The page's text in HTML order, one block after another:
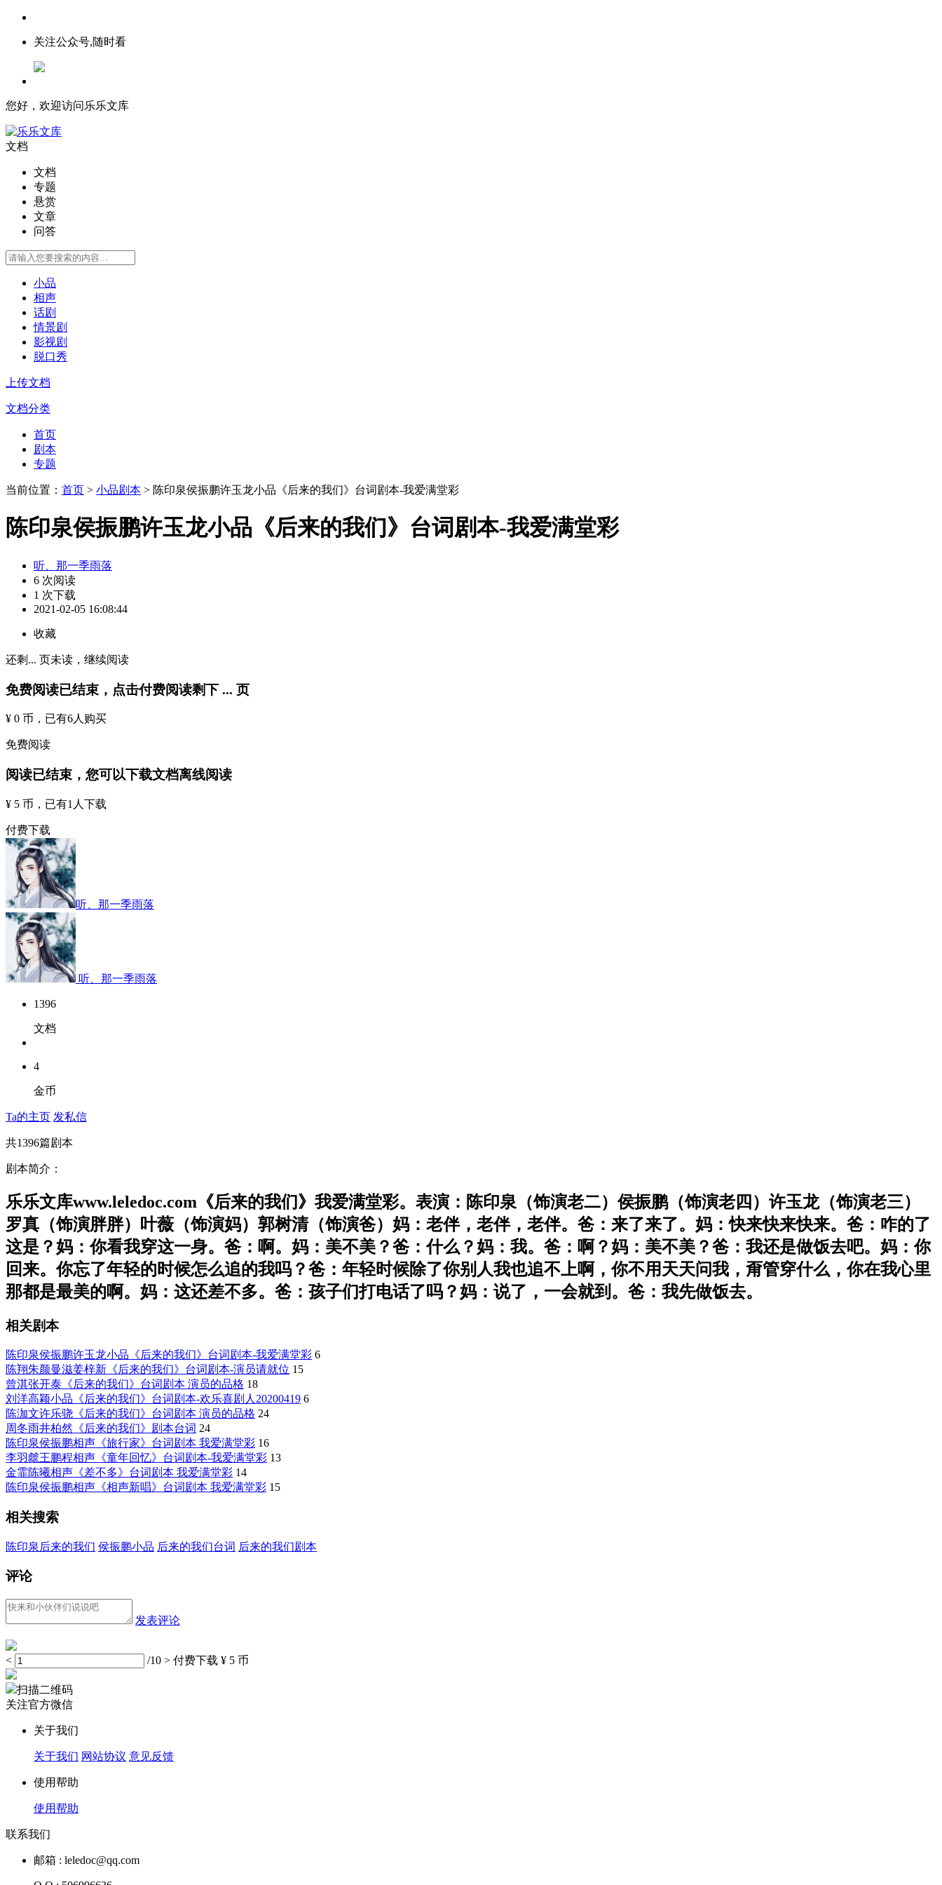
关注公众号,随时看
您好，欢迎访问乐乐文库
文档
文档
专题
悬赏
文章
问答
小品
相声
话剧
情景剧
影视剧
脱口秀
上传文档
文档分类
首页
剧本
专题
当前位置： 首页 > 小品剧本 > 陈印泉侯振鹏许玉龙小品《后来的我们》台词剧本-我爱满堂彩
陈印泉侯振鹏许玉龙小品《后来的我们》台词剧本-我爱满堂彩
听、那一季雨落
6 次阅读
1 次下载
2021-02-05 16:08:44
收藏
还剩 ... 页未读， 继续阅读
免费阅读已结束，点击付费阅读剩下 ... 页
¥ 0 币 ，已有6人购买
免费阅读
阅读已结束，您可以下载文档离线阅读
¥ 5 币 ，已有1 人下载
付费下载
听、那一季雨落
听、那一季雨落
1396
文档
4
金币
Ta的主页 发私信
共1396篇剧本
剧本简介：
乐乐文库www.leledoc.com《后来的我们》我爱满堂彩。表演：陈印泉（饰演老二）侯振鹏（饰演老四）许玉龙（饰演老三）
罗真（饰演胖胖）叶薇（饰演妈）郭树清（饰演爸）妈：老伴，老伴，老伴。爸：来了来了。妈：快来快来快来。爸：咋的了
这是？妈：你看我穿这一身。爸：啊。妈：美不美？爸：什么？妈：我。爸：啊？妈：美不美？爸：我还是做饭去吧。妈：你
回来。你忘了年轻的时候怎么追的我吗？爸：年轻时候除了你别人我也追不上啊，你不用天天问我，甭管穿什么，你在我心里
那都是最美的啊。妈：这还差不多。爸：孩子们打电话了吗？妈：说了，一会就到。爸：我先做饭去。
相关剧本
陈印泉侯振鹏许玉龙小品《后来的我们》台词剧本-我爱满堂彩 6
陈翔朱颜曼滋姜梓新《后来的我们》台词剧本-演员请就位 15
曾淇张开泰《后来的我们》台词剧本 演员的品格 18
刘洋高颖小品《后来的我们》台词剧本-欢乐喜剧人20200419 6
陈泇文许乐骁《后来的我们》台词剧本 演员的品格 24
周冬雨井柏然《后来的我们》剧本台词 24
陈印泉侯振鹏相声《旅行家》台词剧本 我爱满堂彩 16
李羽虤王鹏程相声《童年回忆》台词剧本-我爱满堂彩 13
金霏陈曦相声《差不多》台词剧本 我爱满堂彩 14
陈印泉侯振鹏相声《相声新唱》台词剧本 我爱满堂彩 15
相关搜索
陈印泉后来的我们 侯振鹏小品 后来的我们台词 后来的我们剧本
评论
发表评论
< /10 > 付费下载 ¥ 5 币
扫描二维码
关注官方微信
关于我们
关于我们 网站协议 意见反馈
使用帮助
使用帮助
联系我们
邮箱 : leledoc@qq.com